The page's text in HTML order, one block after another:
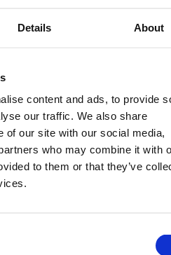
Details About
content and ads, to provide
our traffic. We also share
of our site with our social media,
who may combine it with
to them or that they’ve
mail et mon site dans le